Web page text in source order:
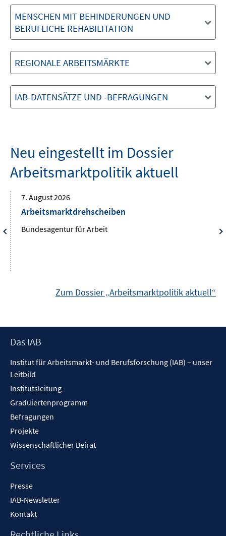
MENSCHEN MIT BEHINDERUNGEN UND
BERUFLICHE REHABILITATION
REGIONALE ARBEITSMÄRKTE
IAB-DATENSÄTZE UND -BEFRAGUNGEN
Neu eingestellt im Dossier
Arbeitsmarktpolitik aktuell
7. August 2026
Arbeitsmarktdrehscheiben
Bundesagentur für Arbeit
Zum Dossier „Arbeitsmarktpolitik aktuell“
Footer
Das IAB
Institut für Arbeitsmarkt- und Berufsforschung (IAB) – unser
Leitbild
Institutsleitung
Graduiertenprogramm
Befragungen
Projekte
Wissenschaftlicher Beirat
Services
Presse
IAB-Newsletter
Kontakt